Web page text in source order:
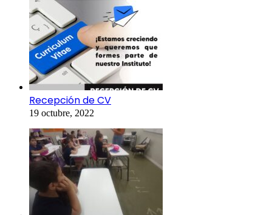
Recepción de CV
19 octubre, 2022